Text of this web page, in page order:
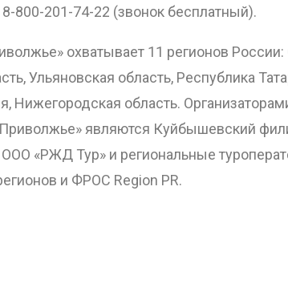
800-201-74-22 (звонок бесплатный).
охватывает 11 регионов России:
Ульяновская область, Республика
Нижегородская область.
являются Куйбышевский
«РЖД Тур» и региональные
и ФРОС Region PR.